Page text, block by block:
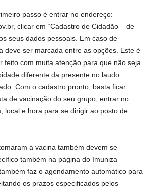
passo é entrar no endereço:
clicar em “Cadastro de Cidadão – de
seus dados pessoais. Em caso de
deve ser marcada entre as opções. Este é
feito com muita atenção para que não seja
diferente da presente no laudo
Com o cadastro pronto, basta ficar
de vacinação do seu grupo, entrar no
local e hora para se dirigir ao posto de
a vacina também devem se
também na página do Imuniza
faz o agendamento automático para
os prazos especificados pelos